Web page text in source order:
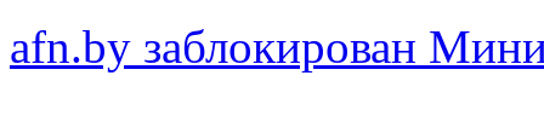
afn.by заблокирован